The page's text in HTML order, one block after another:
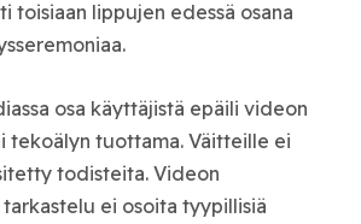
toisiaan lippujen edessä osana
osa käyttäjistä epäili videon
tekoälyn tuottama. Väitteille ei
todisteita. Videon
ei osoita tyypillisiä